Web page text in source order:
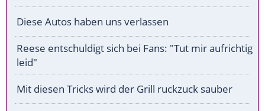
Diese Autos haben uns verlassen
Reese entschuldigt sich bei Fans: "Tut mir aufrichtig
leid"
Mit diesen Tricks wird der Grill ruckzuck sauber